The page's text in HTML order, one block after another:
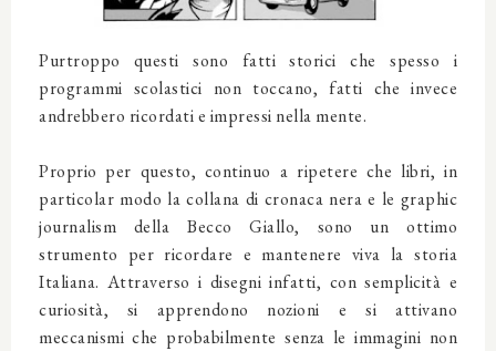
Purtroppo questi sono fatti storici che spesso i
programmi scolastici non toccano, fatti che invece
andrebbero ricordati e impressi nella mente.
Proprio per questo, continuo a ripetere che libri, in
particolar modo la collana di cronaca nera e le graphic
journalism della Becco Giallo, sono un ottimo
strumento per ricordare e mantenere viva la storia
Italiana. Attraverso i disegni infatti, con semplicità e
curiosità, si apprendono nozioni e si attivano
meccanismi che probabilmente senza le immagini non